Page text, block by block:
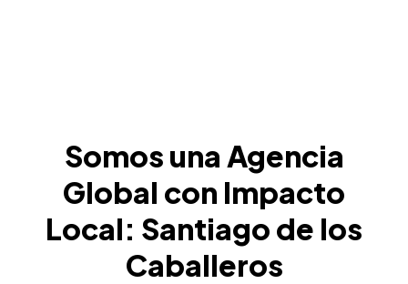
Somos una Agencia
Global con Impacto
Local: Santiago de los
Caballeros